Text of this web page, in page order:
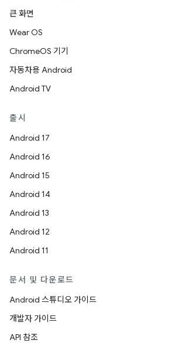
큰 화면
Wear OS
ChromeOS 기기
자동차용 Android
Android TV
출시
Android 17
Android 16
Android 15
Android 14
Android 13
Android 12
Android 11
문서 및 다운로드
Android 스튜디오 가이드
개발자 가이드
API 참조